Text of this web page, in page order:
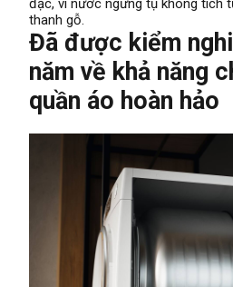
đạc, vì nước ngưng tụ không tích
thanh gỗ.
Đã được kiểm
năm về khả năng
quần áo hoàn hảo